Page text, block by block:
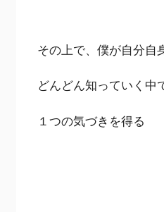
その上で、僕が自分自
どんどん知っていく中
１つの気づきを得る